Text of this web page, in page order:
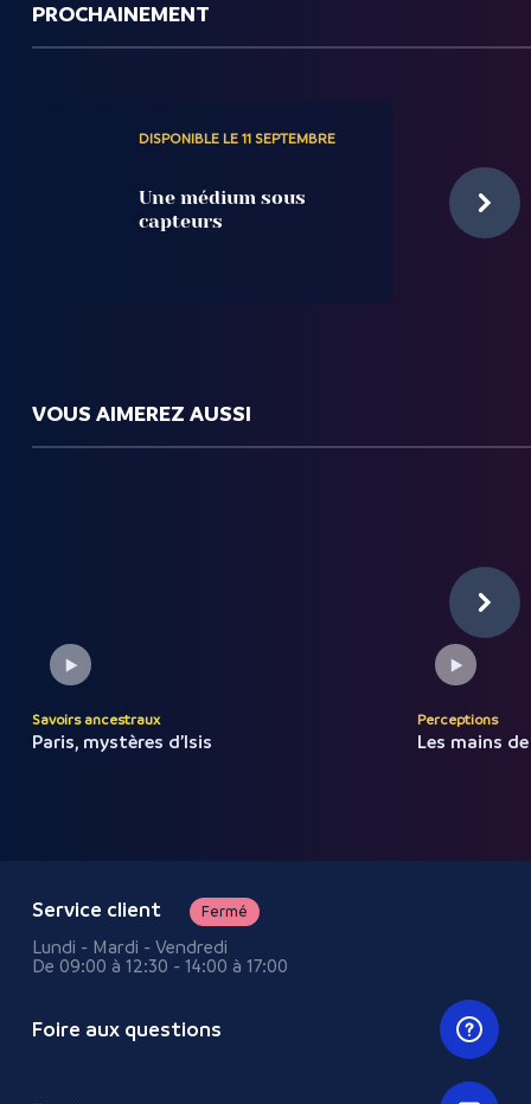
PROCHAINEMENT
DISPONIBLE LE 11 SEPTEMBRE
Une médium sous
capteurs
VOUS AIMEREZ AUSSI
Savoirs ancestraux
Paris, mystères d’Isis
Perceptions
Les mains
Service client Fermé
Lundi - Mardi - Vendredi
De 09:00 à 12:30 - 14:00 à 17:00
Foire aux questions